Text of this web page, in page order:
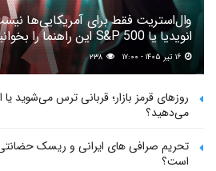
وال‌استریت فقط برای آمریکایی‌ها
انویدیا یا S&P 500 این راهنما را بخوانید
۲۳۸
روزهای قرمز بازار؛ قربانی ترس می‌شوید یا
می‌دهید؟
تحریم صرافی های ایرانی و ریسک
است؟